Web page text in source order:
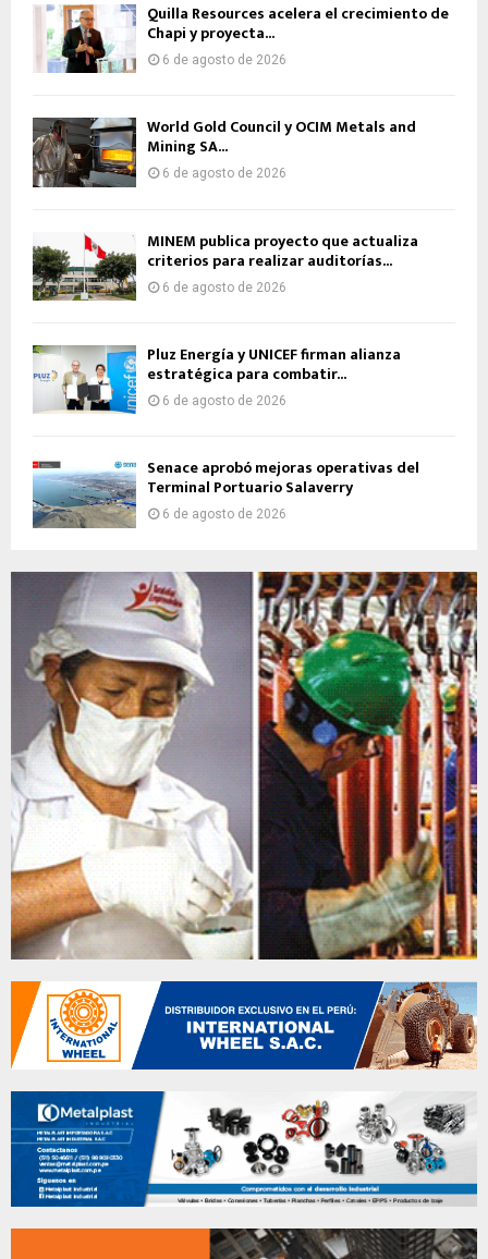
Quilla Resources acelera el crecimiento de
Chapi y proyecta...
6 de agosto de 2026
World Gold Council y OCIM Metals and
Mining SA...
6 de agosto de 2026
MINEM publica proyecto que actualiza
criterios para realizar auditorías...
6 de agosto de 2026
Pluz Energía y UNICEF firman alianza
estratégica para combatir...
6 de agosto de 2026
Senace aprobó mejoras operativas del
Terminal Portuario Salaverry
6 de agosto de 2026